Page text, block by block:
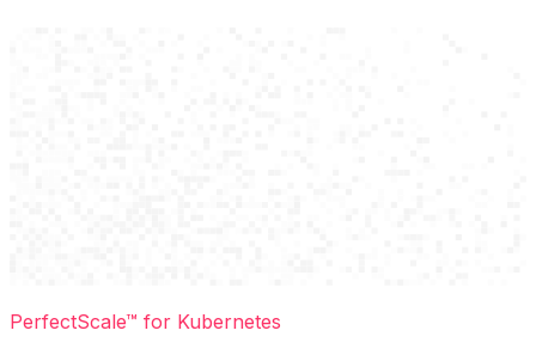
PerfectScale™ for Kubernetes